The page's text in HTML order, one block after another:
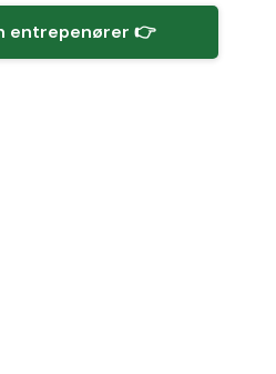
entrepenører 👉